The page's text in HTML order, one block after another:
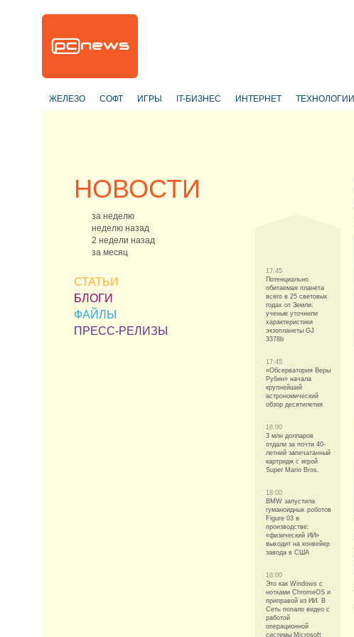
ЖЕЛЕЗО СОФТ ИГРЫ IT-БИЗНЕС ИНТЕРНЕТ ТЕХНОЛОГИИ
НОВОСТИ
за неделю
неделю назад
2 недели назад
за месяц
СТАТЬИ
БЛОГИ
ФАЙЛЫ
ПРЕСС-РЕЛИЗЫ
17:45
Потенциально
обитаемая планета
всего в 25 световых
годах от Земли:
ученые уточнили
характеристики
экзопланеты GJ
3378b
17:45
«Обсерватория Веры
Рубин» начала
крупнейший
астрономический
обзор десятилетия
18:00
3 млн долларов
отдали за почти 40-
летний запечатанный
картридж с игрой
Super Mario Bros.
18:00
BMW запустила
гуманоидных роботов
Figure 03 в
производстве:
«физический ИИ»
выходит на конвейер
завода в США
18:00
Это как Windows с
нотками ChromeOS и
приправой из ИИ. В
Сеть попало видео с
работой
операционной
системы Microsoft